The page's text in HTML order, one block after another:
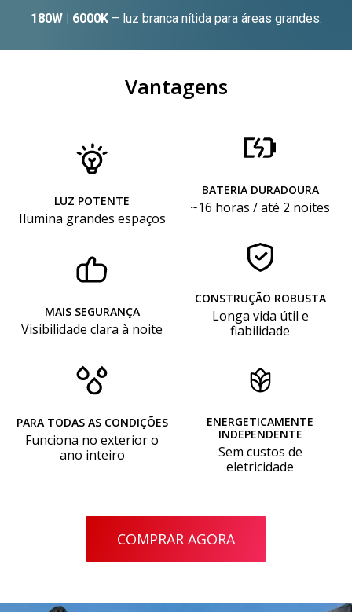
180W | 6000K– luz branca nítida para áreas grandes.
Vantagens
LUZ POTENTE
Ilumina grandes espaços
MAIS SEGURANÇA
Visibilidade clara à noite
PARA TODAS AS CONDIÇÕES
Funciona no exterior o
ano inteiro
BATERIA DURADOURA
~16 horas / até 2 noites
CONSTRUÇÃO ROBUSTA
Longa vida útil e
fiabilidade
ENERGETICAMENTE
INDEPENDENTE
Sem custos de
eletricidade
COMPRAR AGORA